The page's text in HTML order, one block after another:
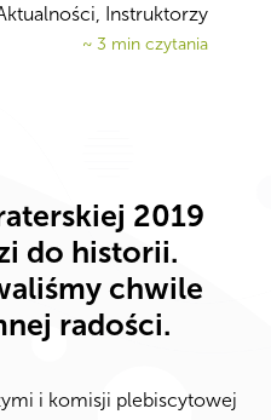
Instruktorzy
~ 3 min czytania
2019
do historii.
chwile
radości.
i komisji plebiscytowej